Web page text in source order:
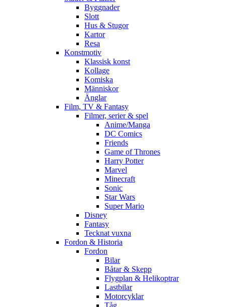
Byggnader
Slott
Hus & Stugor
Kartor
Resa
Konstmotiv
Klassisk konst
Kollage
Komiska
Människor
Änglar
Film, TV & Fantasy
Filmer, serier & spel
Anime/Manga
DC Comics
Friends
Game of Thrones
Harry Potter
Marvel
Minecraft
Sonic
Star Wars
Super Mario
Disney
Fantasy
Tecknat vuxna
Fordon & Historia
Fordon
Bilar
Båtar & Skepp
Flygplan & Helikoptrar
Lastbilar
Motorcyklar